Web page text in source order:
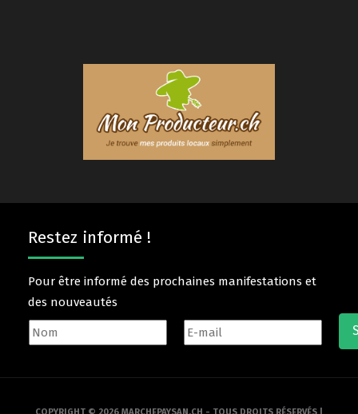
Restez informé !
Pour être informé des prochaines manifestations et
des nouveautés
COPYRIGHT © 2026 MARCHEPAYSAN.CH - TOUS DROITS RÉSERVÉS |